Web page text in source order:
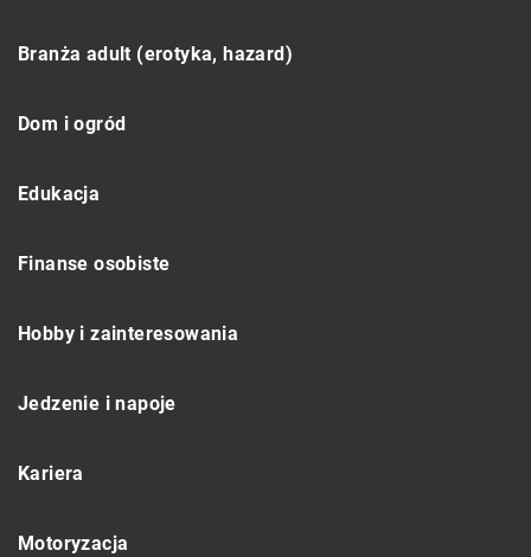
Branża adult (erotyka, hazard)
Dom i ogród
Edukacja
Finanse osobiste
Hobby i zainteresowania
Jedzenie i napoje
Kariera
Motoryzacja